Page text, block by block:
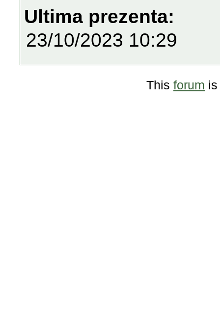
Ultima prezenta:
23/10/2023 10:29
This forum